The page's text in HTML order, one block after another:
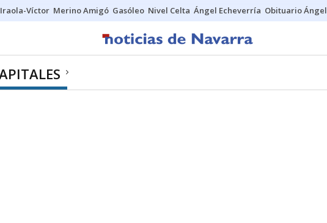
Iraola-Víctor Merino Amigó Gasóleo Nivel Celta Ángel Echeverría Obituario Ángel